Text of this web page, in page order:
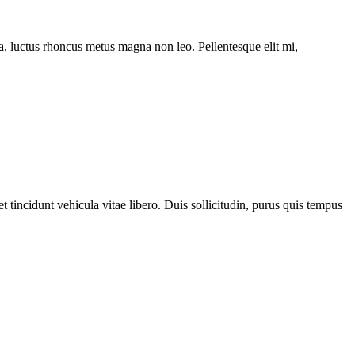
rhoncus metus magna non leo. Pellentesque elit mi,
tincidunt vehicula vitae libero. Duis sollicitudin, purus quis tempus